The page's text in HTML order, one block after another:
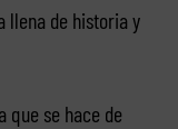
llena de historia y
que se hace de